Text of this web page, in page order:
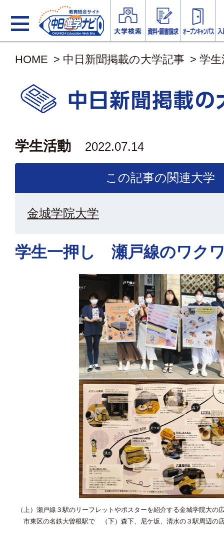
HOME > 中日新聞掲載の大学記事 > 学
学生活動 2022.07.14
この記事の関連大学
金城学院大学
学生一押し 瀬戸線のワク
（上）瀬戸線３駅のリーフレットやポスターを紹介する金城学院大の
市東区の名鉄大曽根駅で （下）森下、尼ケ坂、清水の３駅周辺の